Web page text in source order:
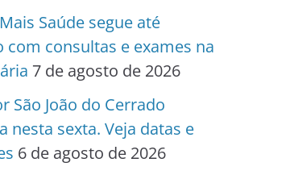
Saúde segue até
com consultas e exames na
7 de agosto de 2026
São João do Cerrado
nesta sexta. Veja datas e
6 de agosto de 2026